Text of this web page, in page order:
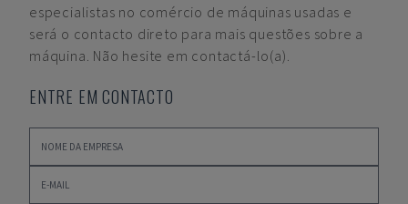
especialistas no comércio de máquinas usadas e
será o contacto direto para mais questões sobre a
máquina. Não hesite em contactá-lo(a).
ENTRE EM CONTACTO